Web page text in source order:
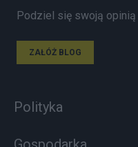
Podziel się swoją opinią
ZAŁÓŻ BLOG
Polityka